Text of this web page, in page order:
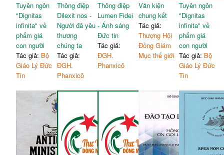
Tuyên ngôn
"Dignitas
infinita" về
phẩm giá
con người
Tác giả: Bộ
Giáo Lý Đức
Tin
Thông điệp
Dilexit nos -
Người đã yêu
thương
chúng ta
Tác giả:
ĐGH.
Phanxicô
Thông điệp
Lumen Fidei
- Ánh sáng
Đức tin
Tác giả:
ĐGH.
Phanxicô
Văn kiện
chung kết
Tác giả:
Thượng Hội
Đồng Giám
Mục thế giới
Tuyên ngôn
"Dignitas
infinita" về
phẩm giá
con người
Tác giả: Bộ
Giáo Lý Đức
Tin